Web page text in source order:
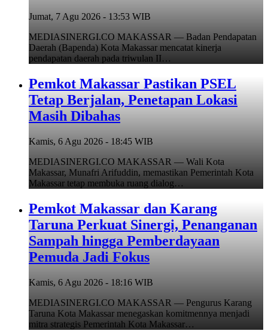
Jumat, 7 Agu 2026 - 13:53 WIB
MEDIASINERGI.CO MAKASSAR — Badan Pendapatan
Daerah (Bapenda) Kota Makassar mencatat kinerja
pendapatan daerah pada triwulan II…
Pemkot Makassar Pastikan PSEL
Tetap Berjalan, Penetapan Lokasi
Masih Dibahas
Kamis, 6 Agu 2026 - 18:45 WIB
MEDIASINERGI.CO MAKASSAR — Wali Kota
Makassar, Munafri Arifuddin, memastikan Pemerintah Kota
Makassar tetap membuka ruang dialog…
Pemkot Makassar dan Karang
Taruna Perkuat Sinergi, Penanganan
Sampah hingga Pemberdayaan
Pemuda Jadi Fokus
Kamis, 6 Agu 2026 - 18:16 WIB
MEDIASINERGI.CO MAKASSAR — Pengurus Karang
Taruna Kota Makassar menegaskan komitmennya menjadi
mitra strategis Pemerintah Kota Makassar…